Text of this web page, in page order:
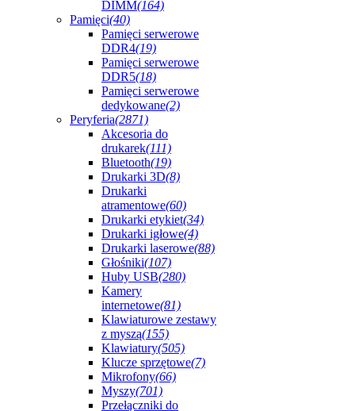
DIMM(164)
Pamięci(40)
Pamięci serwerowe
DDR4(19)
Pamięci serwerowe
DDR5(18)
Pamięci serwerowe
dedykowane(2)
Peryferia(2871)
Akcesoria do
drukarek(111)
Bluetooth(19)
Drukarki 3D(8)
Drukarki
atramentowe(60)
Drukarki etykiet(34)
Drukarki igłowe(4)
Drukarki laserowe(88)
Głośniki(107)
Huby USB(280)
Kamery
internetowe(81)
Klawiaturowe zestawy
z myszą(155)
Klawiatury(505)
Klucze sprzętowe(7)
Mikrofony(66)
Myszy(701)
Przełączniki do